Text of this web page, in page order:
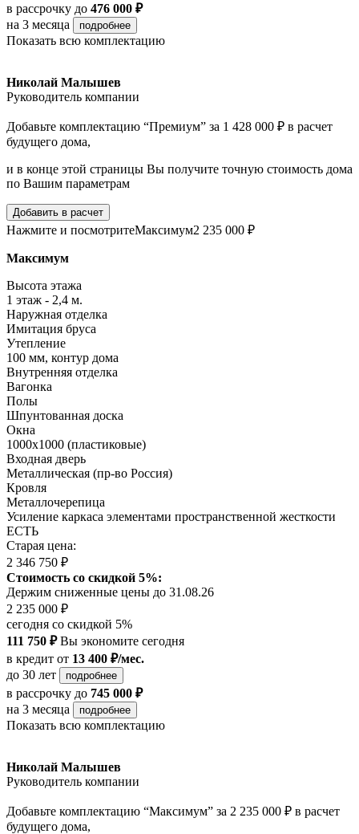
в рассрочку до 476 000 ₽
на 3 месяца
подробнее
Показать всю комплектацию
Николай Малышев
Руководитель компании
Добавьте комплектацию “Премиум” за 1 428 000 ₽ в расчет
будущего дома,
и в конце этой страницы Вы получите точную стоимость дома
по Вашим параметрам
Добавить в расчет
Нажмите и посмотритеМаксимум2 235 000 ₽
Максимум
Высота этажа
1 этаж - 2,4 м.
Наружная отделка
Имитация бруса
Утепление
100 мм, контур дома
Внутренняя отделка
Вагонка
Полы
Шпунтованная доска
Окна
1000х1000 (пластиковые)
Входная дверь
Металлическая (пр-во Россия)
Кровля
Металлочерепица
Усиление каркаса элементами пространственной жесткости
ЕСТЬ
Старая цена:
2 346 750 ₽
Стоимость со скидкой 5%:
Держим сниженные цены до 31.08.26
2 235 000 ₽
сегодня со скидкой 5%
111 750 ₽Вы экономите сегодня
в кредит от 13 400 ₽/мес.
до 30 лет
подробнее
в рассрочку до 745 000 ₽
на 3 месяца
подробнее
Показать всю комплектацию
Николай Малышев
Руководитель компании
Добавьте комплектацию “Максимум” за 2 235 000 ₽ в расчет
будущего дома,